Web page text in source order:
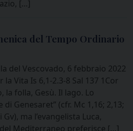
[…]
del Tempo Ordinario
del Vescovado, 6 febbraio 2022
Vita Is 6,1-2.3-8 Sal 137 1Cor
la folla, Gesù. Il lago. Lo
Genesaret” (cfr. Mc 1,16; 2,13;
ma l’evangelista Luca,
Mediterraneo preferisce […]